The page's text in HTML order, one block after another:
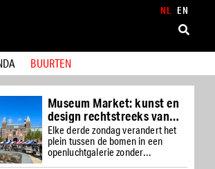
NL EN
BUURTEN
Museum Market: kunst en
de maker op het
Museumplein
Elke derde zondag verandert het
plein tussen de bomen in een
openluchtgalerie zonder
wederverkopers
De beste restaurants en
bars in de Papaverhoek
Eten en drinken langs de
Papaverweg en de Papaverhoek
in Amsterdam-Noord